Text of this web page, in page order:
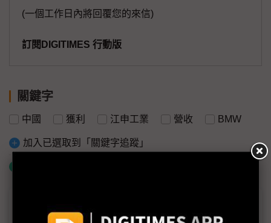
(一個工作日內將回覆您的來信)
訂閱DIGITIMES 行動版
關鍵字
中國 獲利 江申工業 營收 BMW
加入已選取到「關鍵字追蹤」